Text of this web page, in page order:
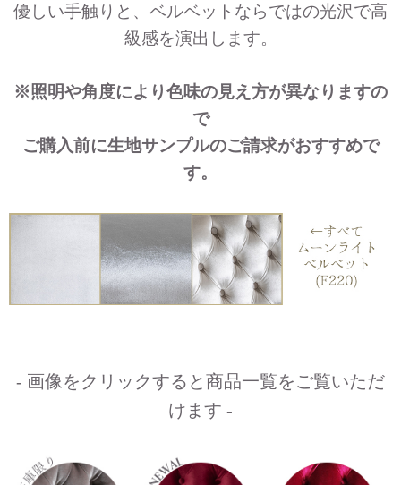
優しい手触りと、ベルベットならではの光沢で高
級感を演出します。
※照明や角度により色味の見え方が異なりますの
で
ご購入前に生地サンプルのご請求がおすすめで
す。
- 画像をクリックすると商品一覧をご覧いただ
けます -